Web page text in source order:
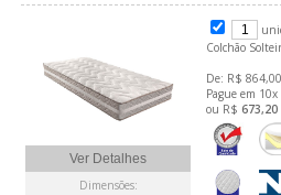
Ver Detalhes
Dimensões:
Colchão
De: R$
Pague em
ou R$ 673,20